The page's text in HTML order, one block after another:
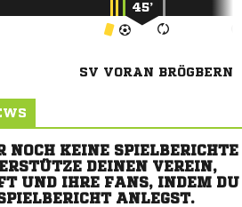
45’
SV VORAN BRÖGBERN
NOCH KEINE SPIELBERICHTE
DEINEN VEREIN,
UND IHRE FANS, INDEM DU
ANLEGST.